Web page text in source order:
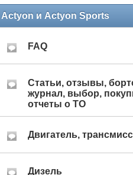
Actyon и Actyon Sports
FAQ
Статьи, отзывы,
журнал, выбор,
отчеты о ТО
Двигатель,
Дизель